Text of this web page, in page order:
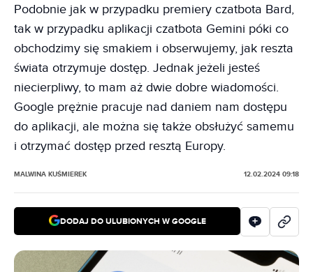
Podobnie jak w przypadku premiery czatbota Bard,
tak w przypadku aplikacji czatbota Gemini póki co
obchodzimy się smakiem i obserwujemy, jak reszta
świata otrzymuje dostęp. Jednak jeżeli jesteś
niecierpliwy, to mam aż dwie dobre wiadomości.
Google prężnie pracuje nad daniem nam dostępu
do aplikacji, ale można się także obsłużyć samemu
i otrzymać dostęp przed resztą Europy.
MALWINA KUŚMIEREK 12.02.2024 09:18
DODAJ DO ULUBIONYCH W GOOGLE